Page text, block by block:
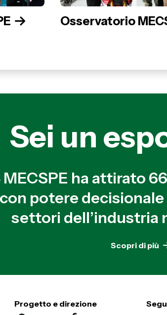
Osservatorio
Sei un
MECSPE ha attirato
potere
settori dell’industria
Scopri di più
Progetto e direzione